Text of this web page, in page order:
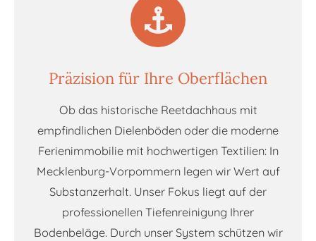
Präzision für Ihre Oberflächen
Ob das historische Reetdachhaus mit
empfindlichen Dielenböden oder die moderne
Ferienimmobilie mit hochwertigen Textilien: In
Mecklenburg-Vorpommern legen wir Wert auf
Substanzerhalt. Unser Fokus liegt auf der
professionellen Tiefenreinigung Ihrer
Bodenbeläge. Durch unser System schützen wir